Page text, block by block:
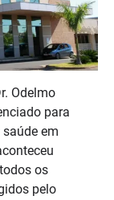
Odelmo
para
em
os
pelo